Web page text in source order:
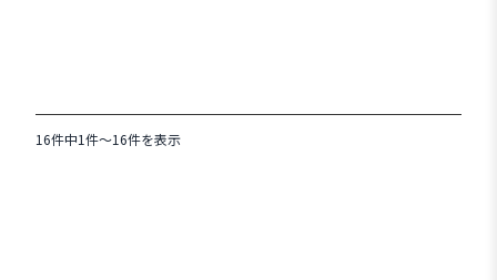
16件中1件～16件を表示